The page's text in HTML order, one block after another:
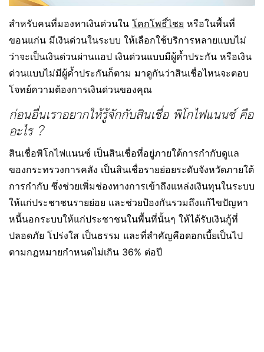
สำหรับคนที่มองหาเงินด่วนใน โคกโพธิ์ไชย หรือในพื้นที่
ขอนแก่น มีเงินด่วนในระบบ ให้เลือกใช้บริการหลายแบบไม่
ว่าจะเป็นเงินด่วนผ่านแอป เงินด่วนแบบมีผู้ค้ำประกัน หรือเงิน
ด่วนแบบไม่มีผู้ค้ำประกันก็ตาม มาดูกันว่าสินเชื่อไหนจะตอบ
โจทย์ความต้องการเงินด่วนของคุณ
ก่อนอื่นเราอยากให้รู้จักกับสินเชื่อ พิโกไฟแนนซ์ คือ
อะไร ?
สินเชื่อพิโกไฟแนนซ์ เป็นสินเชื่อที่อยู่ภายใต้การกำกับดูแล
ของกระทรวงการคลัง เป็นสินเชื่อรายย่อยระดับจังหวัดภายใต้
การกำกับ ซึ่งช่วยเพิ่มช่องทางการเข้าถึงแหล่งเงินทุนในระบบ
ให้แก่ประชาชนรายย่อย และช่วยป้องกันรวมถึงแก้ไขปัญหา
หนี้นอกระบบให้แก่ประชาชนในพื้นที่นั้นๆ ให้ได้รับเงินกู้ที่
ปลอดภัย โปร่งใส เป็นธรรม และที่สำคัญคือดอกเบี้ยเป็นไป
ตามกฎหมายกำหนดไม่เกิน 36% ต่อปี